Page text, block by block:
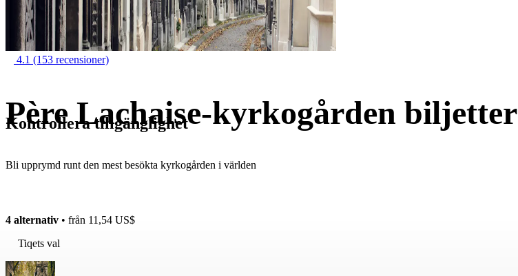
4.1 (153 recensioner)
Père Lachaise-kyrkogården biljetter
Bli upprymd runt den mest besökta kyrkogården i världen
Kontrollera tillgänglighet
4 alternativ • från 11,54 US$
Tiqets val